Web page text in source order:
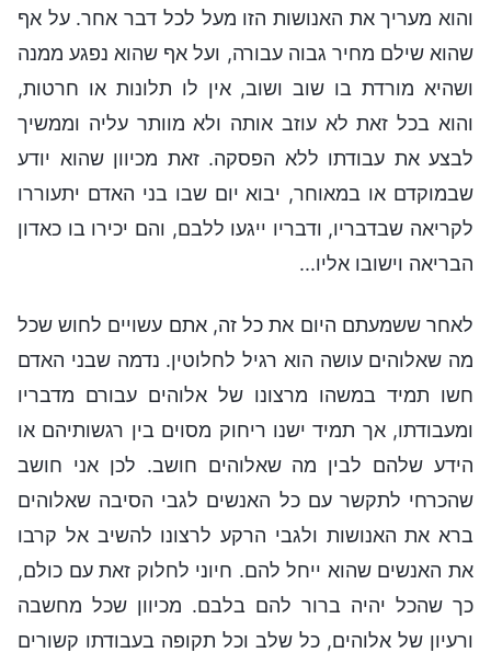
והוא מעריך את האנושות הזו מעל לכל דבר אחר. על אף
שהוא שילם מחיר גבוה עבורה, ועל אף שהוא נפגע ממנה
ושהיא מורדת בו שוב ושוב, אין לו תלונות או חרטות,
והוא בכל זאת לא עוזב אותה ולא מוותר עליה וממשיך
לבצע את עבודתו ללא הפסקה. זאת מכיוון שהוא יודע
שבמוקדם או במאוחר, יבוא יום שבו בני האדם יתעוררו
לקריאה שבדבריו, ודבריו ייגעו ללבם, והם יכירו בו כאדון
הבריאה וישובו אליו...
לאחר ששמעתם היום את כל זה, אתם עשויים לחוש שכל
מה שאלוהים עושה הוא רגיל לחלוטין. נדמה שבני האדם
חשו תמיד במשהו מרצונו של אלוהים עבורם מדבריו
ומעבודתו, אך תמיד ישנו ריחוק מסוים בין רגשותיהם או
הידע שלהם לבין מה שאלוהים חושב. לכן אני חושב
שהכרחי לתקשר עם כל האנשים לגבי הסיבה שאלוהים
ברא את האנושות ולגבי הרקע לרצונו להשיב אל קרבו
את האנשים שהוא ייחל להם. חיוני לחלוק זאת עם כולם,
כך שהכל יהיה ברור להם בלבם. מכיוון שכל מחשבה
ורעיון של אלוהים, כל שלב וכל תקופה בעבודתו קשורים